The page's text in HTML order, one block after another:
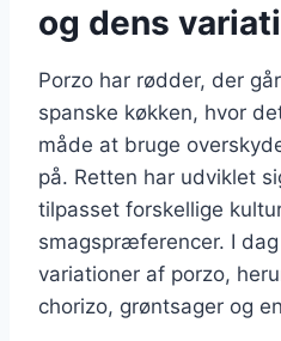
og dens
Porzo har rødder, der
spanske køkken, hvor
måde at bruge
på. Retten har udviklet
tilpasset forskellige
smagspræferencer. I
variationer af porzo,
chorizo, grøntsager og